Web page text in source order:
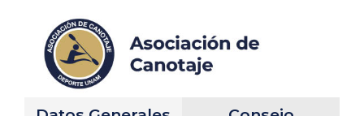
Profesor:
LCID Christian
Joseph Morfin Torres